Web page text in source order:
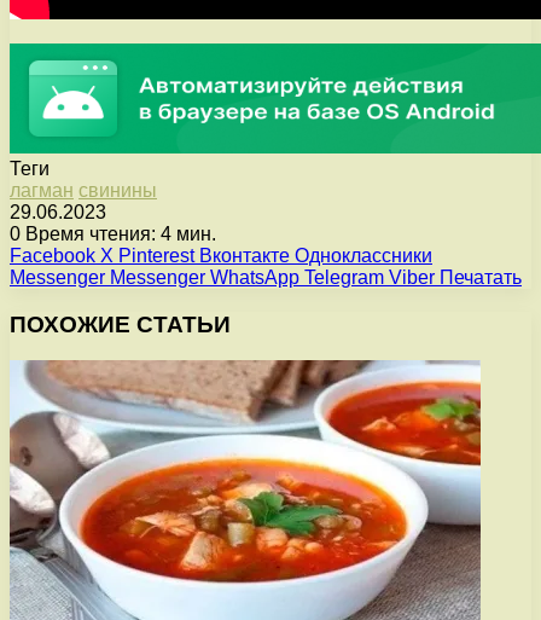
Теги
лагман свинины
29.06.2023
0 Время чтения: 4 мин.
Facebook X Pinterest Вконтакте Одноклассники
Messenger Messenger WhatsApp Telegram Viber Печатать
ПОХОЖИЕ СТАТЬИ